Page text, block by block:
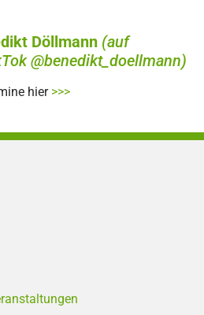
Döllmann (auf
@benedikt_doellmann)
hier >>>